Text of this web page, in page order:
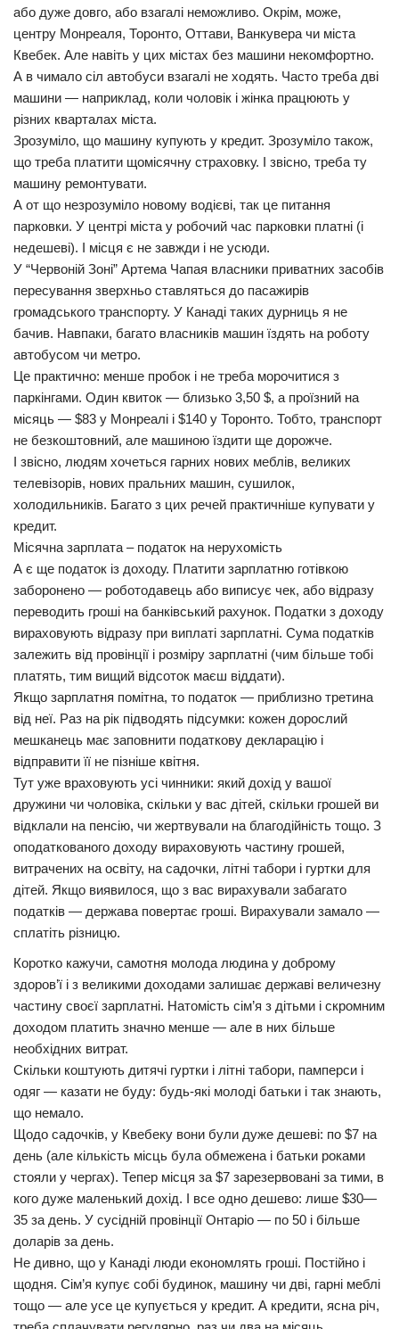
або дуже довго, або взагалі неможливо. Окрім, може,
центру Монреаля, Торонто, Оттави, Ванкувера чи міста
Квебек. Але навіть у цих містах без машини некомфортно.
А в чимало сіл автобуси взагалі не ходять. Часто треба дві
машини — наприклад, коли чоловік і жінка працюють у
різних кварталах міста.
Зрозуміло, що машину купують у кредит. Зрозуміло також,
що треба платити щомісячну страховку. І звісно, треба ту
машину ремонтувати.
А от що незрозуміло новому водієві, так це питання
парковки. У центрі міста у робочий час парковки платні (і
недешеві). І місця є не завжди і не усюди.
У “Червоній Зоні” Артема Чапая власники приватних засобів
пересування зверхньо ставляться до пасажирів
громадського транспорту. У Канаді таких дурниць я не
бачив. Навпаки, багато власників машин їздять на роботу
автобусом чи метро.
Це практично: менше пробок і не треба морочитися з
паркінгами. Один квиток — близько 3,50 $, а проїзний на
місяць — $83 у Монреалі і $140 у Торонто. Тобто, транспорт
не безкоштовний, але машиною їздити ще дорожче.
І звісно, людям хочеться гарних нових меблів, великих
телевізорів, нових пральних машин, сушилок,
холодильників. Багато з цих речей практичніше купувати у
кредит.
Місячна зарплата – податок на нерухомість
А є ще податок із доходу. Платити зарплатню готівкою
заборонено — роботодавець або виписує чек, або відразу
переводить гроші на банківський рахунок. Податки з доходу
вираховують відразу при виплаті зарплатні. Сума податків
залежить від провінції і розміру зарплатні (чим більше тобі
платять, тим вищий відсоток маєш віддати).
Якщо зарплатня помітна, то податок — приблизно третина
від неї. Раз на рік підводять підсумки: кожен дорослий
мешканець має заповнити податкову декларацію і
відправити її не пізніше квітня.
Тут уже враховують усі чинники: який дохід у вашої
дружини чи чоловіка, скільки у вас дітей, скільки грошей ви
відклали на пенсію, чи жертвували на благодійність тощо. З
оподаткованого доходу вираховують частину грошей,
витрачених на освіту, на садочки, літні табори і гуртки для
дітей. Якщо виявилося, що з вас вирахували забагато
податків — держава повертає гроші. Вирахували замало —
сплатіть різницю.
Коротко кажучи, самотня молода людина у доброму
здоров’ї і з великими доходами залишає державі величезну
частину своєї зарплатні. Натомість сім’я з дітьми і скромним
доходом платить значно менше — але в них більше
необхідних витрат.
Скільки коштують дитячі гуртки і літні табори, памперси і
одяг — казати не буду: будь-які молоді батьки і так знають,
що немало.
Щодо садочків, у Квебеку вони були дуже дешеві: по $7 на
день (але кількість місць була обмежена і батьки роками
стояли у чергах). Тепер місця за $7 зарезервовані за тими, в
кого дуже маленький дохід. І все одно дешево: лише $30—
35 за день. У сусідній провінції Онтаріо — по 50 і більше
доларів за день.
Не дивно, що у Канаді люди економлять гроші. Постійно і
щодня. Сім’я купує собі будинок, машину чи дві, гарні меблі
тощо — але усе це купується у кредит. А кредити, ясна річ,